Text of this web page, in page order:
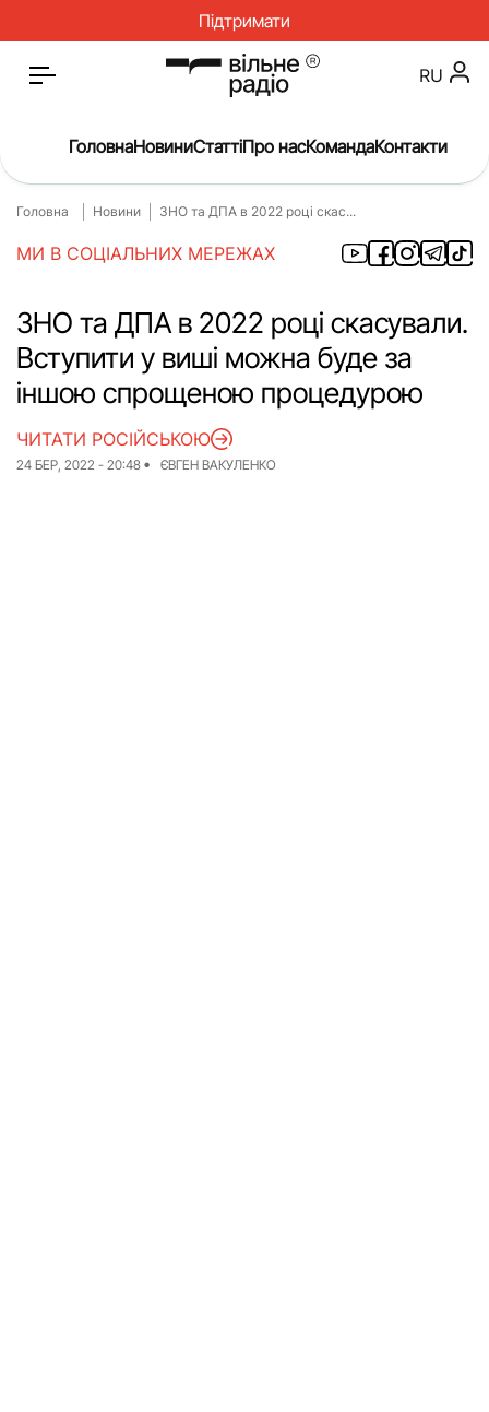
Підтримати
Головна
Новини
Окупація
Про нас
Війна
Гроші
Освіта
Інструкції
Медицина
ЖКГ
RU
ГоловнаНовиниСтаттіПро насКомандаКонтакти
Головна Новини ЗНО та ДПА в 2022 році скас...
МИ В СОЦІАЛЬНИХ МЕРЕЖАХ
ЗНО та ДПА в 2022 році скасували.
Вступити у виші можна буде за
іншою спрощеною процедурою
24 БЕР, 2022 - 20:48 ЄВГЕН ВАКУЛЕНКО
ЧИТАТИ РОСІЙСЬКОЮ